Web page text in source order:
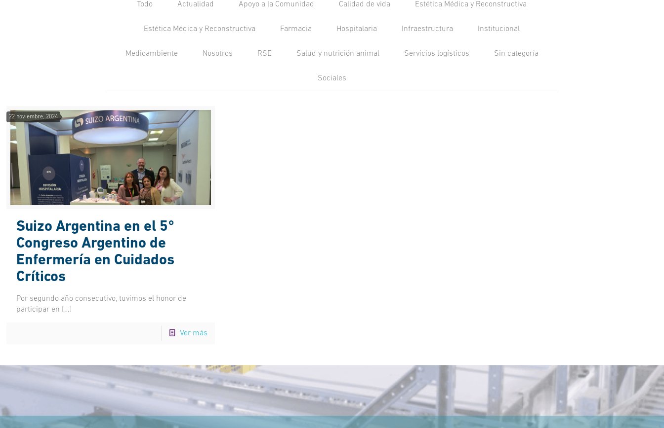
Todo Actualidad Apoyo a la Comunidad Calidad de vida Estética Médica y Reconstructiva
Estética Médica y Reconstructiva Farmacia Hospitalaria Infraestructura Institucional
Medioambiente Nosotros RSE Salud y nutrición animal Servicios logísticos Sin categoría
Sociales
22 noviembre, 2024
Suizo Argentina en el 5°
Congreso Argentino de
Enfermería en Cuidados
Críticos
Por segundo año consecutivo, tuvimos el honor de
participar en […]
Ver más